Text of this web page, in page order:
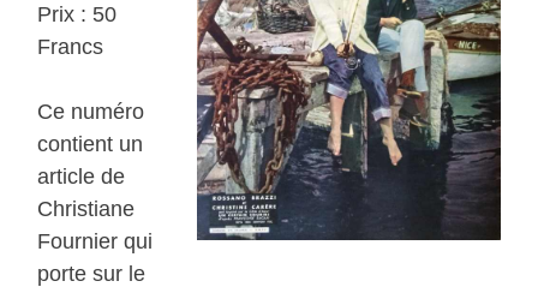
Prix : 50
Francs
Ce numéro
contient un
article de
Christiane
Fournier qui
porte sur le